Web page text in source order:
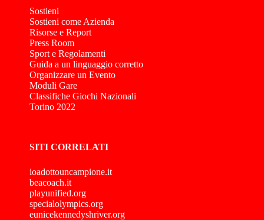
Sostieni
Sostieni come Azienda
Risorse e Report
Press Room
Sport e Regolamenti
Guida a un linguaggio corretto
Organizzare un Evento
Moduli Gare
Classifiche Giochi Nazionali
Torino 2022
SITI CORRELATI
ioadottouncampione.it
beacoach.it
playunified.org
specialolympics.org
eunicekennedyshriver.org